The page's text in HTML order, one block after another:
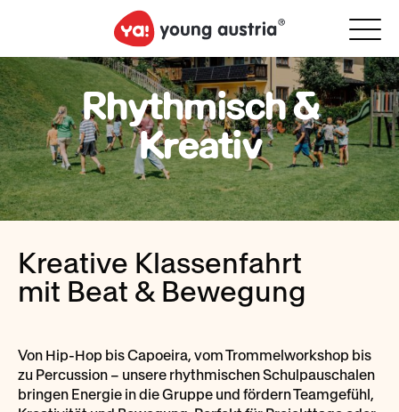
Rhythmisch &
Kreativ
Kreative Klassenfahrt
mit Beat & Bewegung
Von Hip-Hop bis Capoeira, vom Trommelworkshop bis
zu Percussion – unsere rhythmischen Schulpauschalen
bringen Energie in die Gruppe und fördern Teamgefühl,